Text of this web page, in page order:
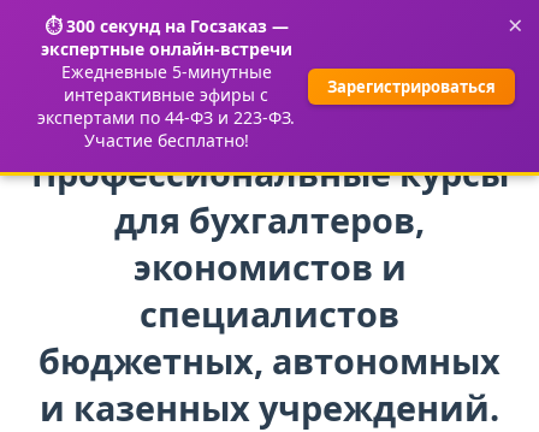
×
⏱️ 300 секунд на Госзаказ —
экспертные онлайн-встречи
Ежедневные 5-минутные
интерактивные эфиры с
экспертами по 44-ФЗ и 223-ФЗ.
Участие бесплатно!
Зарегистрироваться
Профессиональные курсы
для бухгалтеров,
экономистов и
специалистов
бюджетных, автономных
и казенных учреждений.